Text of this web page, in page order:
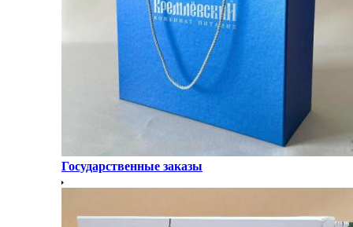
Государственные заказы